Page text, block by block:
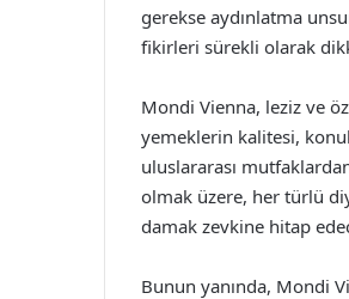
gerekse aydınlatma
fikirleri sürekli olarak
Mondi Vienna, leziz ve
yemeklerin kalitesi,
uluslararası
olmak üzere, her türlü
damak zevkine hitap
Bunun yanında, Mondi